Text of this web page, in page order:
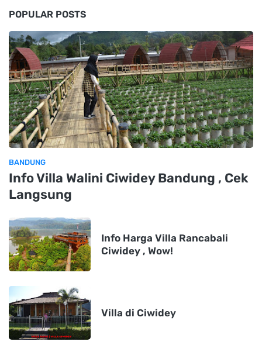
POPULAR POSTS
BANDUNG
Info Villa Walini Ciwidey Bandung , Cek
Langsung
Info Harga Villa Rancabali
Ciwidey , Wow!
Villa di Ciwidey